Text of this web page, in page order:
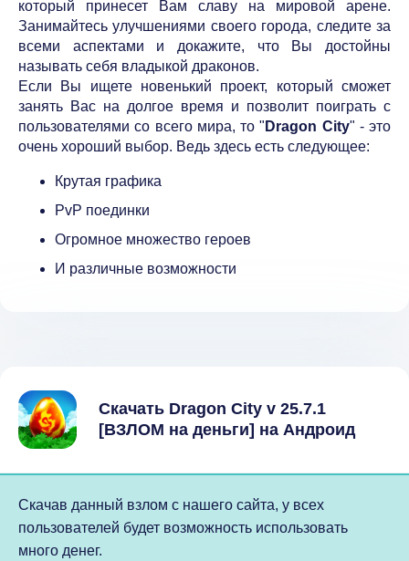
который принесет Вам славу на мировой арене.
Занимайтесь улучшениями своего города, следите за
всеми аспектами и докажите, что Вы достойны
называть себя владыкой драконов.
Если Вы ищете новенький проект, который сможет
занять Вас на долгое время и позволит поиграть с
пользователями со всего мира, то " Dragon City" - это
очень хороший выбор. Ведь здесь есть следующее:
Крутая графика
PvP поединки
Огромное множество героев
И различные возможности
Скачать Dragon City v 25.7.1
[ВЗЛОМ на деньги] на Андроид
Скачав данный взлом с нашего сайта, у всех
пользователей будет возможность использовать
много денег.